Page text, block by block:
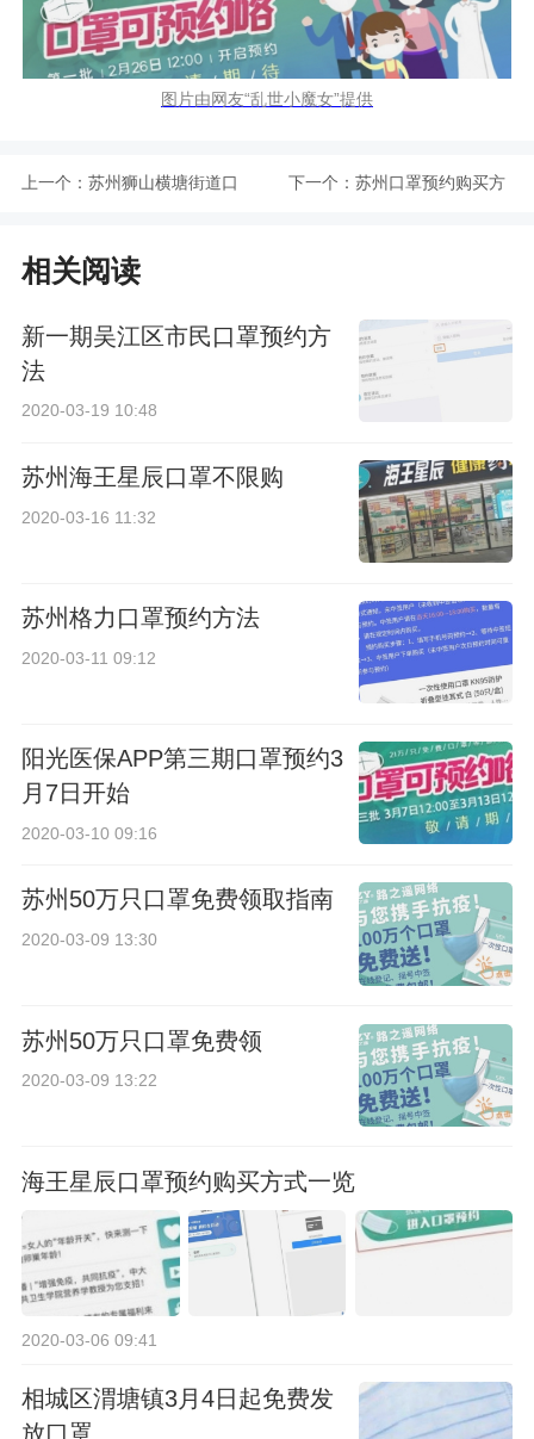
图片由网友“乱世小魔女”提供
上一个： 苏州狮山横塘街道口 下一个： 苏州口罩预约购买方
相关阅读
新一期吴江区市民口罩预约方
法
2020-03-19 10:48
苏州海王星辰口罩不限购
2020-03-16 11:32
苏州格力口罩预约方法
2020-03-11 09:12
阳光医保APP第三期口罩预约3
月7日开始
2020-03-10 09:16
苏州50万只口罩免费领取指南
2020-03-09 13:30
苏州50万只口罩免费领
2020-03-09 13:22
海王星辰口罩预约购买方式一览
2020-03-06 09:41
相城区渭塘镇3月4日起免费发
放口罩